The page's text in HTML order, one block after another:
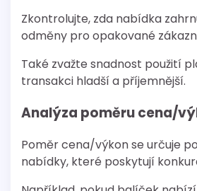
Zkontrolujte, zda nabídka
odměny pro opakované
Také zvažte snadnost použití
transakci hladší a příjemnější.
Analýza poměru cena/
Poměr cena/výkon se určuje
nabídky, které poskytují